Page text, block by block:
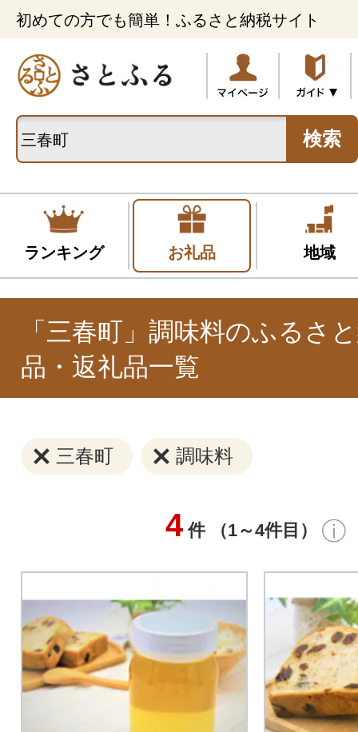
初めての方でも簡単！ふるさと納税サイト
検索
ランキング お礼品 地域
「三春町」調味料のふるさ
品・返礼品一覧
三春町 調味料
4 件 （1～4件目）